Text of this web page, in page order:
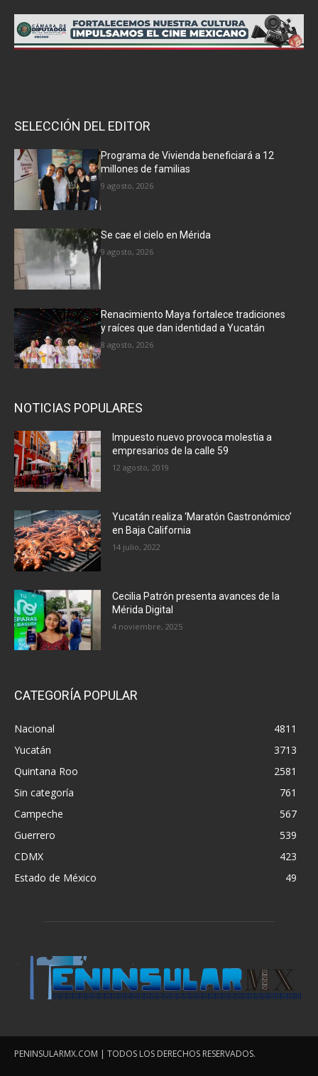
SELECCIÓN DEL EDITOR
Programa de Vivienda beneficiará a 12
millones de familias
9 agosto, 2026
Se cae el cielo en Mérida
9 agosto, 2026
Renacimiento Maya fortalece tradiciones
y raíces que dan identidad a Yucatán
8 agosto, 2026
NOTICIAS POPULARES
Impuesto nuevo provoca molestia a
empresarios de la calle 59
12 agosto, 2019
Yucatán realiza ‘Maratón Gastronómico’
en Baja California
14 julio, 2022
Cecilia Patrón presenta avances de la
Mérida Digital
4 noviembre, 2025
CATEGORÍA POPULAR
Nacional
4811
Yucatán
3713
Quintana Roo
2581
Sin categoría
761
Campeche
567
Guerrero
539
CDMX
423
Estado de México
49
PENINSULARMX.COM | TODOS LOS DERECHOS RESERVADOS.